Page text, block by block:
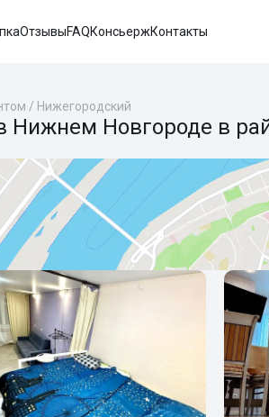
ОтзывыFAQКонсьержКонтакты
/ Нижегородский
Нижнем Новгороде в